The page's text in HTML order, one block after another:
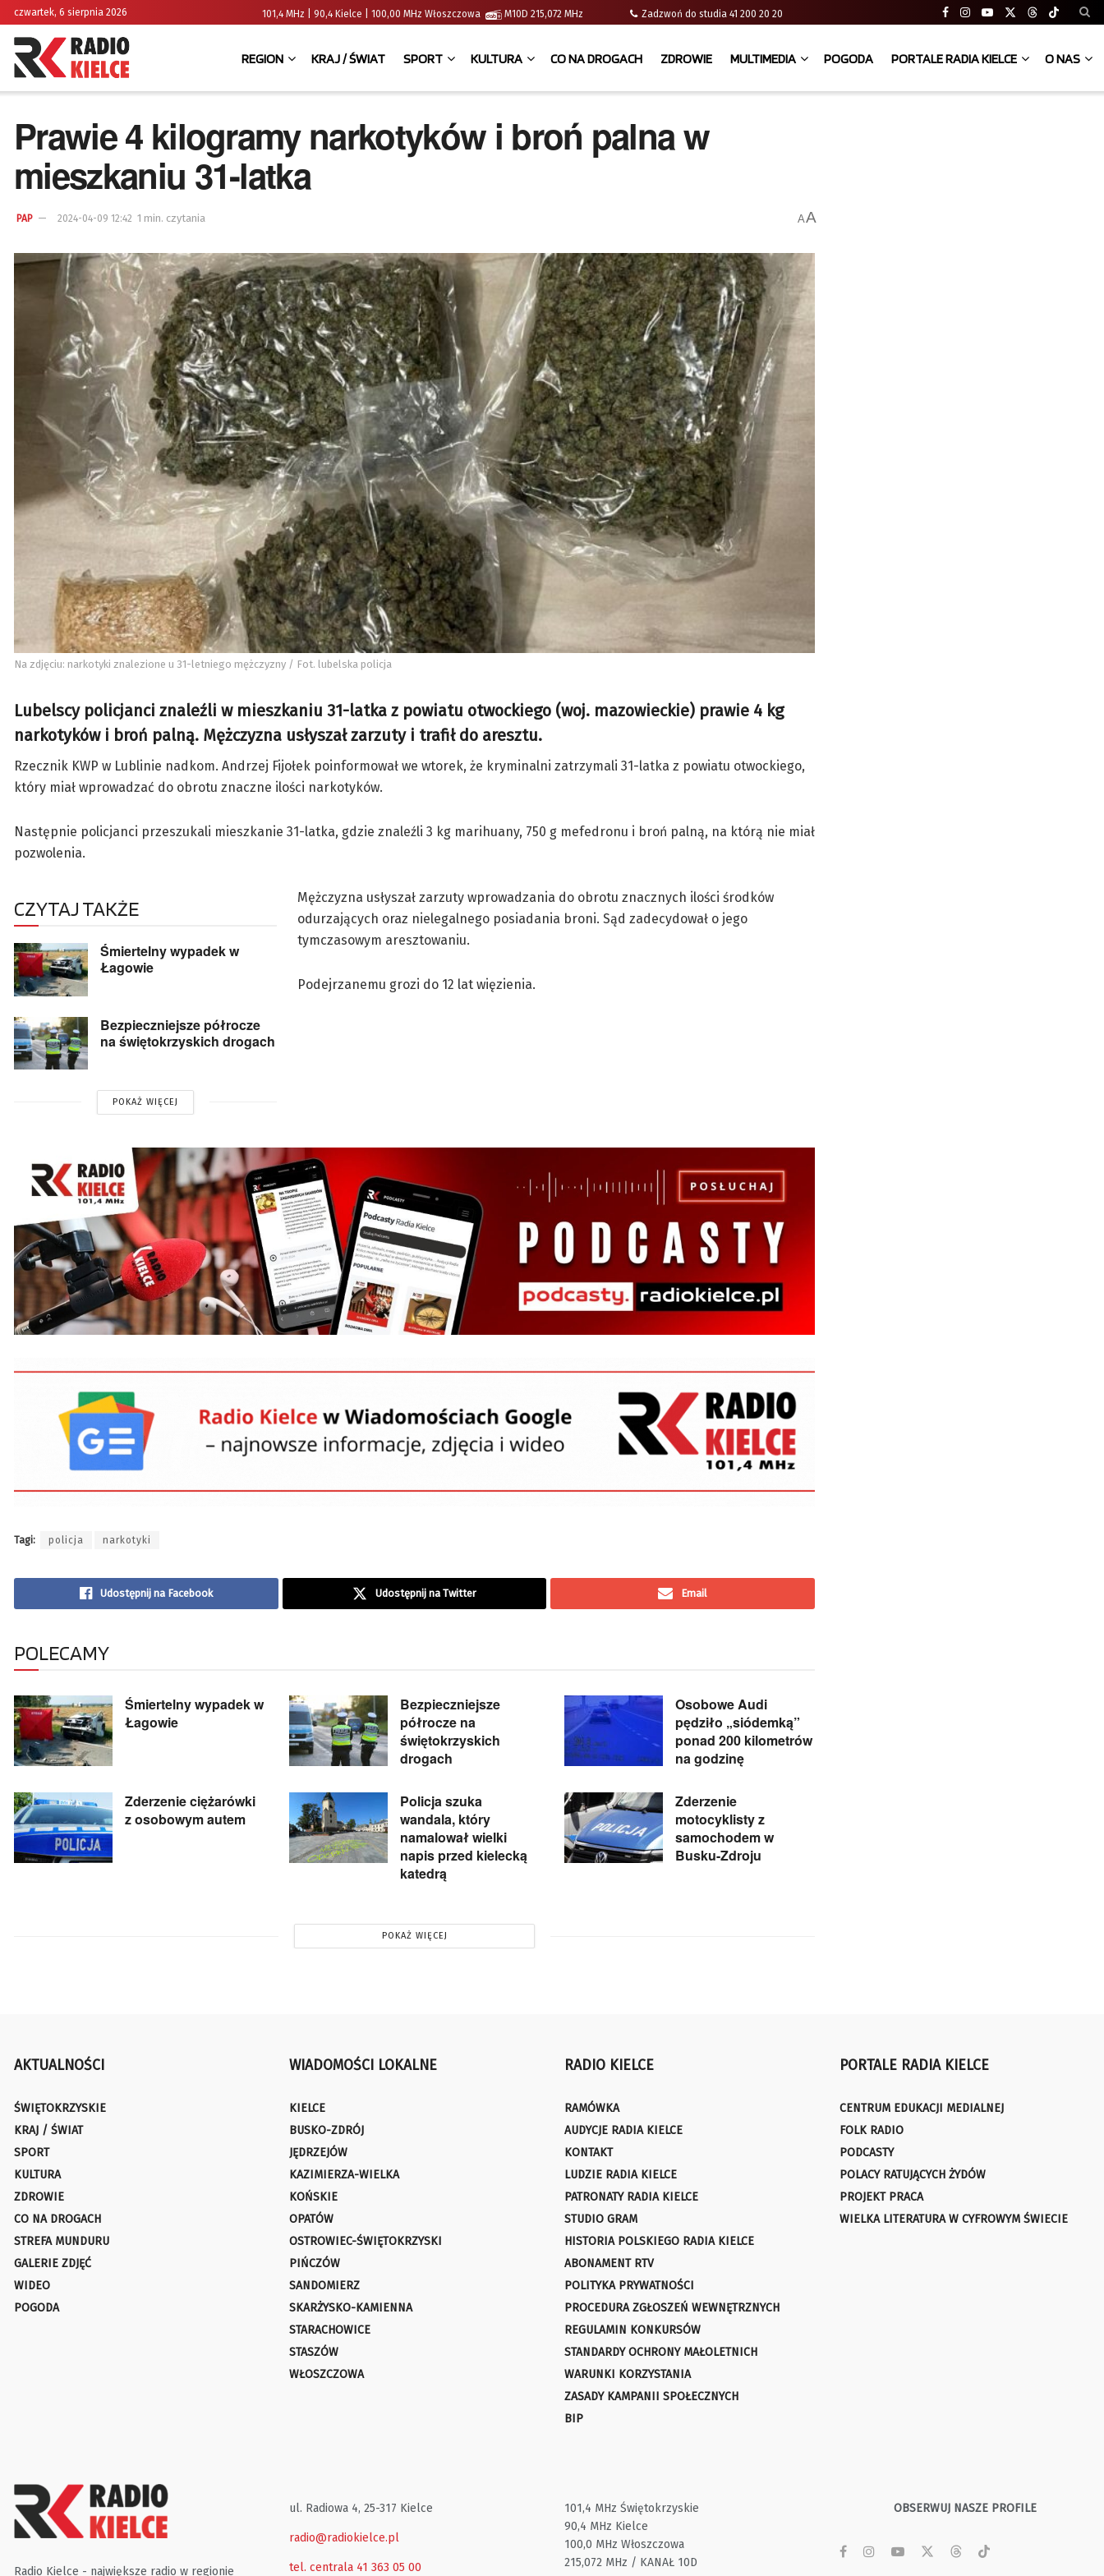
czwartek, 6 sierpnia 2026 101,4 MHz | 90,4 Kielce | 100,00 MHz Włoszczowa M10D 215,072 MHz Zadzwoń do studia 41 200 20 20
REGION KRAJ / ŚWIAT SPORT KULTURA CO NA DROGACH ZDROWIE MULTIMEDIA POGODA PORTALE RADIA KIELCE O NAS
Prawie 4 kilogramy narkotyków i broń palna w
mieszkaniu 31-latka
PAP 2024-04-09 12:42 1 min. czytania AA
Na zdjęciu: narkotyki znalezione u 31-letniego mężczyzny / Fot. lubelska policja
Lubelscy policjanci znaleźli w mieszkaniu 31-latka z powiatu otwockiego (woj. mazowieckie) prawie 4 kg
narkotyków i broń palną. Mężczyzna usłyszał zarzuty i trafił do aresztu.
Rzecznik KWP w Lublinie nadkom. Andrzej Fijołek poinformował we wtorek, że kryminalni zatrzymali 31-latka z powiatu otwockiego,
który miał wprowadzać do obrotu znaczne ilości narkotyków.
Następnie policjanci przeszukali mieszkanie 31-latka, gdzie znaleźli 3 kg marihuany, 750 g mefedronu i broń palną, na którą nie miał
pozwolenia.
CZYTAJ TAKŻE
Śmiertelny wypadek w
Łagowie
Bezpieczniejsze półrocze
na świętokrzyskich drogach
POKAŻ WIĘCEJ
Mężczyzna usłyszał zarzuty wprowadzania do obrotu znacznych ilości środków
odurzających oraz nielegalnego posiadania broni. Sąd zadecydował o jego
tymczasowym aresztowaniu.
Podejrzanemu grozi do 12 lat więzienia.
Tagi: policja narkotyki
Udostępnij na Facebook Udostępnij na Twitter Email
POLECAMY
Śmiertelny wypadek w
Łagowie
Bezpieczniejsze
półrocze na
świętokrzyskich
drogach
Osobowe Audi
pędziło „siódemką”
ponad 200 kilometrów
na godzinę
Zderzenie ciężarówki
z osobowym autem
Policja szuka
wandala, który
namalował wielki
napis przed kielecką
katedrą
Zderzenie
motocyklisty z
samochodem w
Busku-Zdroju
POKAŻ WIĘCEJ
AKTUALNOŚCI
ŚWIĘTOKRZYSKIE
KRAJ / ŚWIAT
SPORT
KULTURA
ZDROWIE
CO NA DROGACH
STREFA MUNDURU
GALERIE ZDJĘĆ
WIDEO
POGODA
WIADOMOŚCI LOKALNE
KIELCE
BUSKO-ZDRÓJ
JĘDRZEJÓW
KAZIMIERZA-WIELKA
KOŃSKIE
OPATÓW
OSTROWIEC-ŚWIĘTOKRZYSKI
PIŃCZÓW
SANDOMIERZ
SKARŻYSKO-KAMIENNA
STARACHOWICE
STASZÓW
WŁOSZCZOWA
RADIO KIELCE
RAMÓWKA
AUDYCJE RADIA KIELCE
KONTAKT
LUDZIE RADIA KIELCE
PATRONATY RADIA KIELCE
STUDIO GRAM
HISTORIA POLSKIEGO RADIA KIELCE
ABONAMENT RTV
POLITYKA PRYWATNOŚCI
PROCEDURA ZGŁOSZEŃ WEWNĘTRZNYCH
REGULAMIN KONKURSÓW
STANDARDY OCHRONY MAŁOLETNICH
WARUNKI KORZYSTANIA
ZASADY KAMPANII SPOŁECZNYCH
BIP
PORTALE RADIA KIELCE
CENTRUM EDUKACJI MEDIALNEJ
FOLK RADIO
PODCASTY
POLACY RATUJĄCYCH ŻYDÓW
PROJEKT PRACA
WIELKA LITERATURA W CYFROWYM ŚWIECIE
Radio Kielce - największe radio w regionie
ul. Radiowa 4, 25-317 Kielce
radio@radiokielce.pl
tel. centrala 41 363 05 00
101,4 MHz Świętokrzyskie
90,4 MHz Kielce
100,0 MHz Włoszczowa
215,072 MHz / KANAŁ 10D
OBSERWUJ NASZE PROFILE